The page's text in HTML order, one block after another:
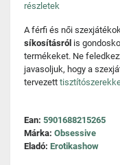
részletek
A férfi és női
síkosításról is
termékeket. Ne
javasoljuk, hogy a
tervezett
Ean: 5901688215265
Márka: Obsessive
Eladó: Erotikashow